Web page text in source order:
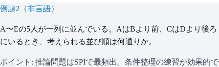
例題2 （非言語）
A〜Eの5人が一列に並んでいる。AはBより前、CはDより後ろ
にいるとき、考えられる並び順は何通りか。
ポイント: 推論問題はSPIで最頻出。条件整理の練習が効果的で